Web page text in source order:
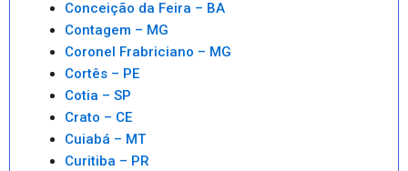
Conceição da Feira – BA
Contagem – MG
Coronel Frabriciano – MG
Cortês – PE
Cotia – SP
Crato – CE
Cuiabá – MT
Curitiba – PR